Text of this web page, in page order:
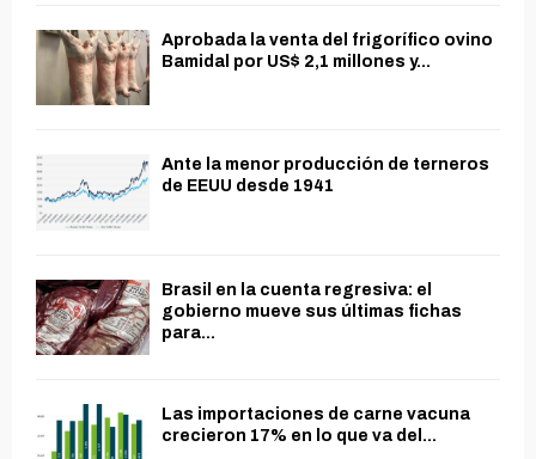
Aprobada la venta del frigorífico ovino
Bamidal por US$ 2,1 millones y...
Ante la menor producción de terneros
de EEUU desde 1941
Brasil en la cuenta regresiva: el
gobierno mueve sus últimas fichas
para...
Las importaciones de carne vacuna
crecieron 17% en lo que va del...